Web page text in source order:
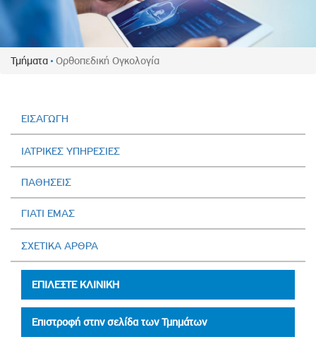
Τμήματα Ορθοπεδική Ογκολογία
ΕΙΣΑΓΩΓΗ
ΙΑΤΡΙΚΕΣ ΥΠΗΡΕΣΙΕΣ
ΠΑΘΗΣΕΙΣ
ΓΙΑΤΙ ΕΜΑΣ
ΣΧΕΤΙΚΑ ΑΡΘΡΑ
ΕΠΙΛΕΞΤΕ ΚΛΙΝΙΚΗ
Επιστροφή στην σελίδα των Τμημάτων